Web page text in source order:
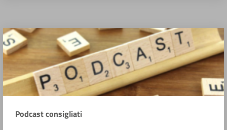
Podcast consigliati